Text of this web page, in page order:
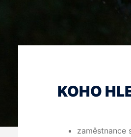
KOHO
zaměstnance